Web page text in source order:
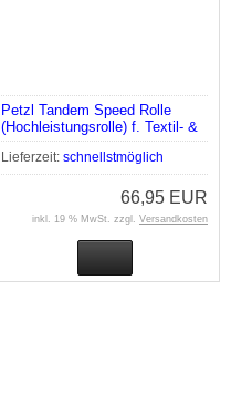
Petzl Tandem Speed Rolle
(Hochleistungsrolle) f. Textil- &
Drahtseil
Lieferzeit: schnellstmöglich
66,95 EUR
inkl. 19 % MwSt. zzgl. Versandkosten